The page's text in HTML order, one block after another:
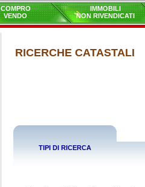
COMPRO
VENDO
IMMOBILI
NON RIVENDICATI
RICERCHE CATASTALI
TIPI DI RICERCA